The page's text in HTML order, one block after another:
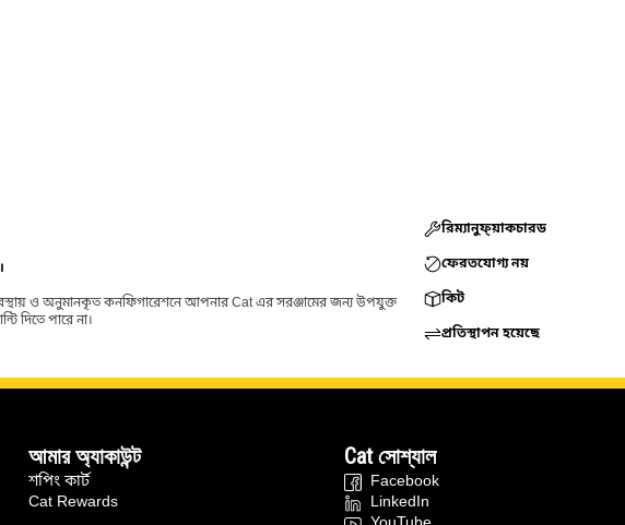
ও অনুমানকৃত কনফিগারেশনে আপনার Cat এর সরঞ্জামের জন্য উপযুক্ত
দিতে পারে না।
রিম্যানুফ্য়াকচারড
ফেরতযোগ্য নয়
কিট
প্রতিস্থাপন হয়েছে
আমার অ্যাকাউন্ট
শপিং কার্ট
Cat Rewards
Cat সোশ্যাল
Facebook
LinkedIn